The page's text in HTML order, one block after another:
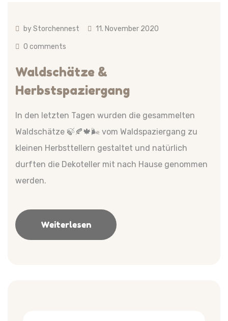
byStorchennest 11. November 2020
0 comments
Waldschätze &
Herbstspaziergang
In den letzten Tagen wurden die gesammelten
Waldschätze 🍃🍂🍁🌬️ vom Waldspaziergang zu
kleinen Herbsttellern gestaltet und natürlich
durften die Dekoteller mit nach Hause genommen
werden.
Weiterlesen